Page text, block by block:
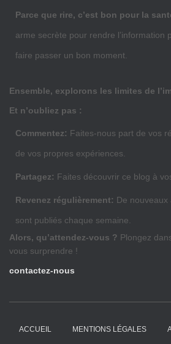
Parce que rire, c’est bon pour la
arme secrète pour rendre l’information
faire passer un bon moment.
Ensemble, explorons les limites de
Et n’oubliez pas :
Commentez: Faites-nous part de vos
de vos propres expériences.
Partagez: Faites découvrir ce blog à
Revenez régulièrement: De nouveaux
sont publiés chaque semaine.
Alors, qu’attendez-vous ? Plongez
vous surprendre !
contactez-nous
ACCUEIL MENTIONS LÉGALES